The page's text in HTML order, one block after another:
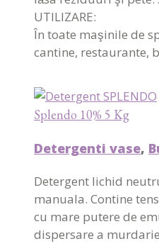
UTILIZARE:
În toate maşinile de
cantine, restaurante,
Splendo 10% 5 Kg
Detergenti vase,
Detergent lichid
manuala. Contine
cu mare putere de
dispersare a